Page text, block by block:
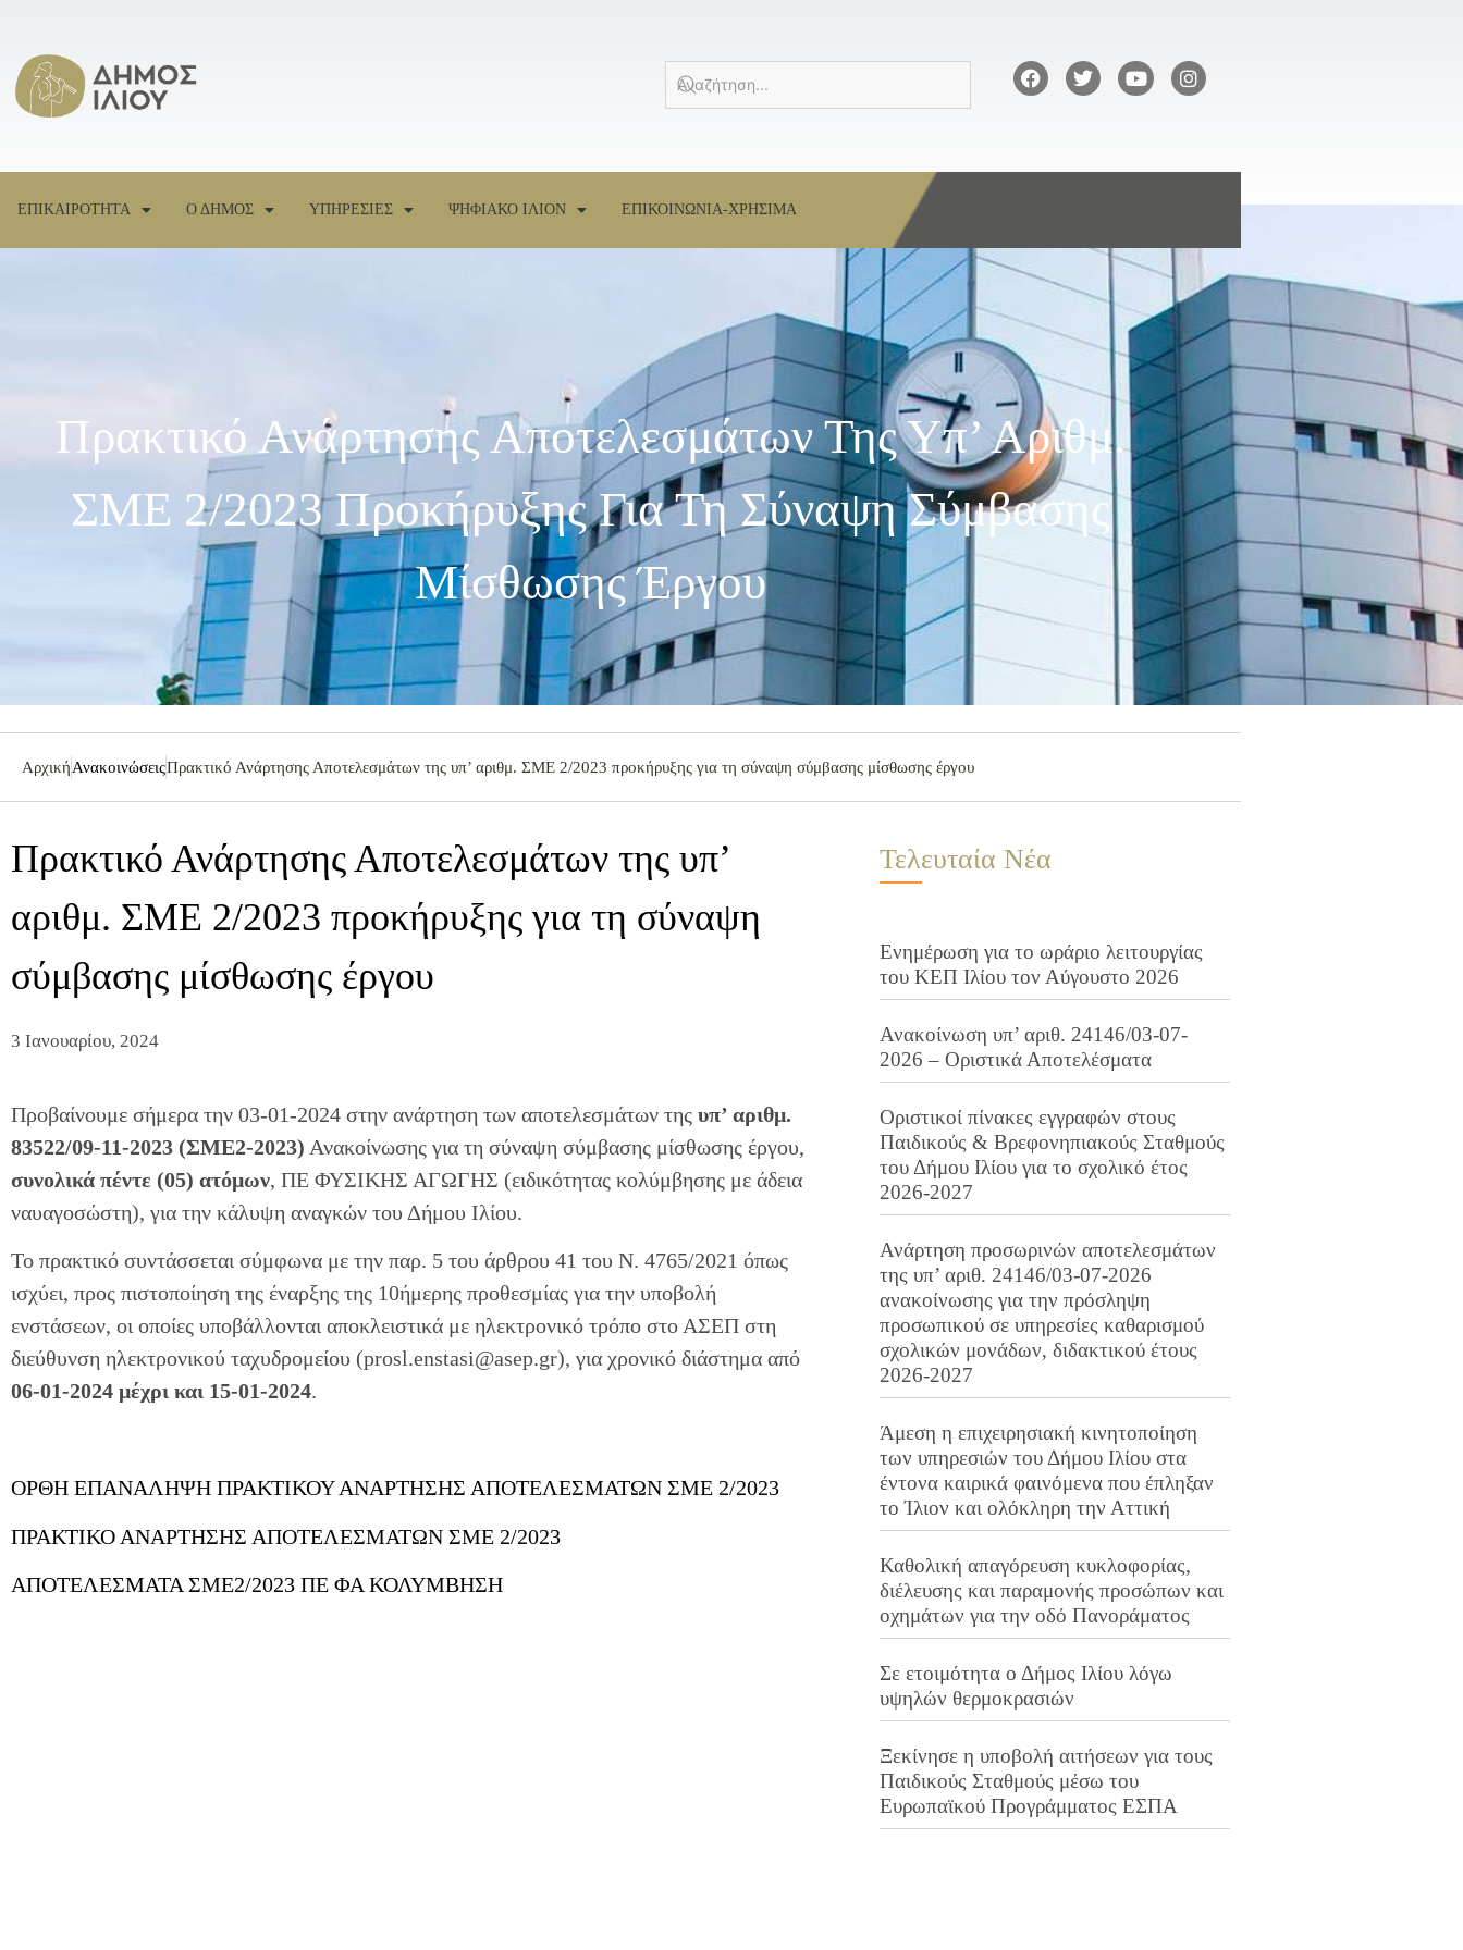
ΕΠΙΚΑΙΡΟΤΗΤΑ Ο ΔΗΜΟΣ ΥΠΗΡΕΣΙΕΣ ΨΗΦΙΑΚΟ ΙΛΙΟΝ ΕΠΙΚΟΙΝΩΝΙΑ-ΧΡΗΣΙΜΑ
Πρακτικό Ανάρτησης Αποτελεσμάτων Της Υπ’ Αριθμ.
ΣΜΕ 2/2023 Προκήρυξης Για Τη Σύναψη Σύμβασης
Μίσθωσης Έργου
ΑρχικήΑνακοινώσειςΠρακτικό Ανάρτησης Αποτελεσμάτων της υπ’ αριθμ. ΣΜΕ 2/2023 προκήρυξης για τη σύναψη σύμβασης μίσθωσης έργου
Πρακτικό Ανάρτησης Αποτελεσμάτων της υπ’
αριθμ. ΣΜΕ 2/2023 προκήρυξης για τη σύναψη
σύμβασης μίσθωσης έργου
3 Ιανουαρίου, 2024
Προβαίνουμε σήμερα την 03-01-2024 στην ανάρτηση των αποτελεσμάτων της υπ’ αριθμ.
83522/09-11-2023 (ΣΜΕ2-2023) Ανακοίνωσης για τη σύναψη σύμβασης μίσθωσης έργου,
συνολικά πέντε (05) ατόμων, ΠΕ ΦΥΣΙΚΗΣ ΑΓΩΓΗΣ (ειδικότητας κολύμβησης με άδεια
ναυαγοσώστη), για την κάλυψη αναγκών του Δήμου Ιλίου.
Το πρακτικό συντάσσεται σύμφωνα με την παρ. 5 του άρθρου 41 του Ν. 4765/2021 όπως
ισχύει, προς πιστοποίηση της έναρξης της 10ήμερης προθεσμίας για την υποβολή
ενστάσεων, οι οποίες υποβάλλονται αποκλειστικά με ηλεκτρονικό τρόπο στο ΑΣΕΠ στη
διεύθυνση ηλεκτρονικού ταχυδρομείου (prosl.enstasi@asep.gr), για χρονικό διάστημα από
06-01-2024 μέχρι και 15-01-2024.
ΟΡΘΗ ΕΠΑΝΑΛΗΨΗ ΠΡΑΚΤΙΚΟΥ ΑΝΑΡΤΗΣΗΣ ΑΠΟΤΕΛΕΣΜΑΤΩΝ ΣΜΕ 2/2023
ΠΡΑΚΤΙΚΟ ΑΝΑΡΤΗΣΗΣ ΑΠΟΤΕΛΕΣΜΑΤΩΝ ΣΜΕ 2/2023
ΑΠΟΤΕΛΕΣΜΑΤΑ ΣΜΕ2/2023 ΠΕ ΦΑ ΚΟΛΥΜΒΗΣΗ
Τελευταία Νέα
Ενημέρωση για το ωράριο λειτουργίας
του ΚΕΠ Ιλίου τον Αύγουστο 2026
Ανακοίνωση υπ’ αριθ. 24146/03-07-
2026 – Οριστικά Αποτελέσματα
Οριστικοί πίνακες εγγραφών στους
Παιδικούς & Βρεφονηπιακούς Σταθμούς
του Δήμου Ιλίου για το σχολικό έτος
2026-2027
Ανάρτηση προσωρινών αποτελεσμάτων
της υπ’ αριθ. 24146/03-07-2026
ανακοίνωσης για την πρόσληψη
προσωπικού σε υπηρεσίες καθαρισμού
σχολικών μονάδων, διδακτικού έτους
2026-2027
Άμεση η επιχειρησιακή κινητοποίηση
των υπηρεσιών του Δήμου Ιλίου στα
έντονα καιρικά φαινόμενα που έπληξαν
το Ίλιον και ολόκληρη την Αττική
Καθολική απαγόρευση κυκλοφορίας,
διέλευσης και παραμονής προσώπων και
οχημάτων για την οδό Πανοράματος
Σε ετοιμότητα ο Δήμος Ιλίου λόγω
υψηλών θερμοκρασιών
Ξεκίνησε η υποβολή αιτήσεων για τους
Παιδικούς Σταθμούς μέσω του
Ευρωπαϊκού Προγράμματος ΕΣΠΑ